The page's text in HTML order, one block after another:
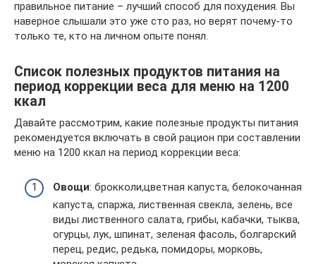
правильное питание – лучший способ для похудения. Вы
наверное слышали это уже сто раз, но верят почему-то
только те, кто на личном опыте понял.
Список полезных продуктов питания на
период коррекции веса для меню на 1200
ккал
Давайте рассмотрим, какие полезные продукты питания
рекомендуется включать в свой рацион при составлении
меню на 1200 ккал на период коррекции веса:
Овощи: брокколи,цветная капуста, белокочанная
капуста, спаржа, лиственная свекла, зелень, все
виды лиственного салата, грибы, кабачки, тыква,
огурцы, лук, шпинат, зеленая фасоль, болгарский
перец, редис, редька, помидоры, морковь,